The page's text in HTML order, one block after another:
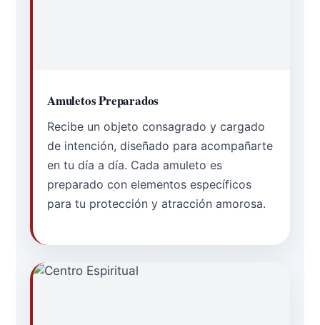
Amuletos Preparados
Recibe un objeto consagrado y cargado
de intención, diseñado para acompañarte
en tu día a día. Cada amuleto es
preparado con elementos específicos
para tu protección y atracción amorosa.